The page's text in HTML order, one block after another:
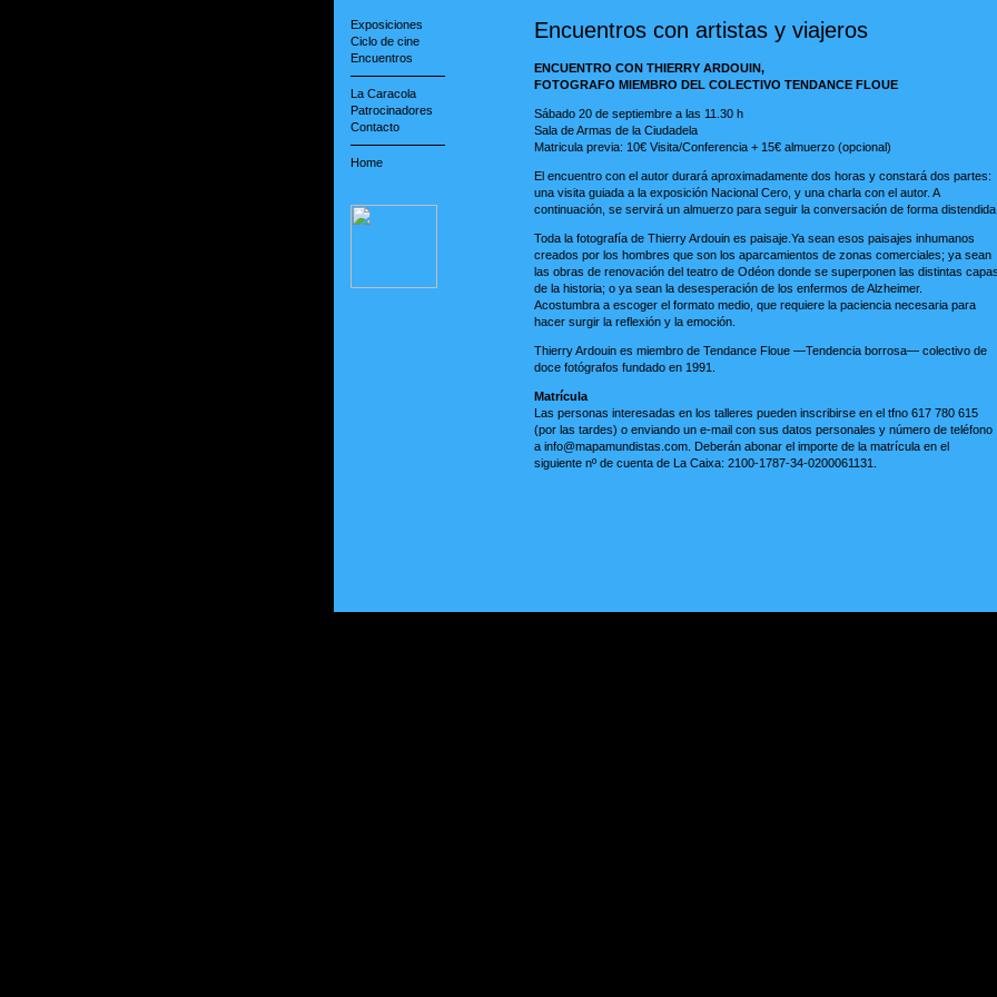
Exposiciones
Ciclo de cine
Encuentros
La Caracola
Patrocinadores
Contacto
Home
Encuentros con artistas y viajeros
ENCUENTRO CON THIERRY ARDOUIN,
FOTOGRAFO MIEMBRO DEL COLECTIVO TENDANCE FLOUE
Sábado 20 de septiembre a las 11.30 h
Sala de Armas de la Ciudadela
Matricula previa: 10€ Visita/Conferencia + 15€ almuerzo (opcional)
El encuentro con el autor durará aproximadamente dos horas y constará dos partes:
una visita guiada a la exposición Nacional Cero, y una charla con el autor. A
continuación, se servirá un almuerzo para seguir la conversación de forma
Toda la fotografía de Thierry Ardouin es paisaje.Ya sean esos paisajes inhumanos
creados por los hombres que son los aparcamientos de zonas comerciales; ya sean
las obras de renovación del teatro de Odéon donde se superponen las distintas
de la historia; o ya sean la desesperación de los enfermos de Alzheimer.
Acostumbra a escoger el formato medio, que requiere la paciencia necesaria para
hacer surgir la reflexión y la emoción.
Thierry Ardouin es miembro de Tendance Floue —Tendencia borrosa— colectivo de
doce fotógrafos fundado en 1991.
Matrícula
Las personas interesadas en los talleres pueden inscribirse en el tfno 617 780 615
(por las tardes) o enviando un e-mail con sus datos personales y número de teléfono
a info@mapamundistas.com . Deberán abonar el importe de la matrícula en el
siguiente nº de cuenta de La Caixa: 2100-1787-34-0200061131.